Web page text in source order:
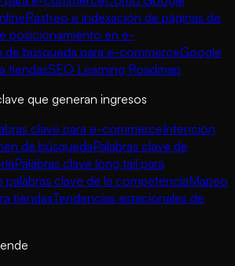
Rastreo e indexación de páginas de
posicionamiento en e-
de búsqueda para e-commerceGoogle
tiendasSEO Learning Roadmap
que generan ingresos
clave para e-commerceIntención
de búsquedaPalabras clave de
Palabras clave long tail para
palabras clave de la competenciaMapeo
tiendasTendencias estacionales de